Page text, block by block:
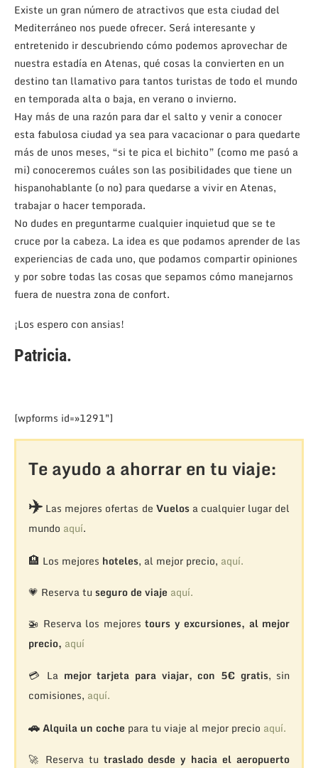
Existe un gran número de atractivos que esta ciudad del
Mediterráneo nos puede ofrecer. Será interesante y
entretenido ir descubriendo cómo podemos aprovechar de
nuestra estadía en Atenas, qué cosas la convierten en un
destino tan llamativo para tantos turistas de todo el mundo
en temporada alta o baja, en verano o invierno.
Hay más de una razón para dar el salto y venir a conocer
esta fabulosa ciudad ya sea para vacacionar o para quedarte
más de unos meses, “si te pica el bichito” (como me pasó a
mi) conoceremos cuáles son las posibilidades que tiene un
hispanohablante (o no) para quedarse a vivir en Atenas,
trabajar o hacer temporada.
No dudes en preguntarme cualquier inquietud que se te
cruce por la cabeza. La idea es que podamos aprender de las
experiencias de cada uno, que podamos compartir opiniones
y por sobre todas las cosas que sepamos cómo manejarnos
fuera de nuestra zona de confort.
¡Los espero con ansias!
Patricia.
[wpforms id=»1291″]
Te ayudo a ahorrar en tu viaje:
✈️Las mejores ofertas de Vuelosa cualquier lugar del
mundo aquí.
🏨 Los mejores hoteles, al mejor precio, aquí.
💗 Reserva tu seguro de viaje aquí.
🚁 Reserva los mejorestours y excursiones, al mejor
precio, aquí
💳 La mejor tarjeta para viajar, con 5€ gratis, sin
comisiones, aquí.
🚗Alquila un coche para tu viaje al mejor precio aquí.
🚀 Reserva tu traslado desde y hacia el aeropuerto